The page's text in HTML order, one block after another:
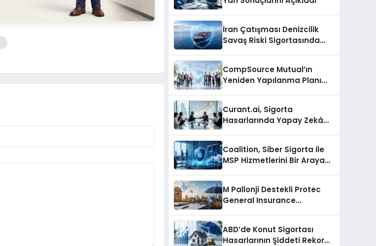
İran Çatışması Denizcilik
Savaş Riski Sigortasında
CompSource Mutual’ın
Yeniden Yapılanma Planı
Curant.ai, Sigorta
Hasarlarında Yapay Zekâ
Aldı
Coalition, Siber Sigorta ile
MSP Hizmetlerini Bir Araya
M Pallonji Destekli Protec
General Insurance
ABD’de Konut Sigortası
Hasarlarının Şiddeti Rekor